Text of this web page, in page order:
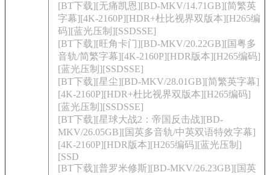
[BT下载][无痛凯恩][BD-MKV/14.71GB][简繁英
字幕][4K-2160P][HDR+杜比视界双版本][H265编
码][蓝光压制][SSDSSE]
[BT下载][旺角卡门][BD-MKV/20.22GB][国粤多
音轨/简繁字幕][4K-2160P][HDR版本][H265编码]
[蓝光压制][SSDSSE]
[BT下载][星尘][BD-MKV/28.01GB][简繁英字幕]
[4K-2160P][HDR+杜比视界双版本][H265编码]
[蓝光压制][SSDSSE]
[BT下载][星球大战2：帝国反击战][BD-
MKV/26.05GB][国英多音轨/中英双语特效字幕]
[4K-2160P][HDR版本][H265编码][蓝光压制]
[SSD
[BT下载][普罗米修斯][BD-MKV/26.23GB][国英